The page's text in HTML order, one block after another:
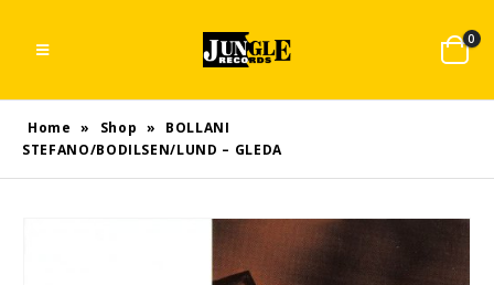
0
Home » Shop »
BOLLANI
STEFANO/BODILSEN/LUND – GLEDA